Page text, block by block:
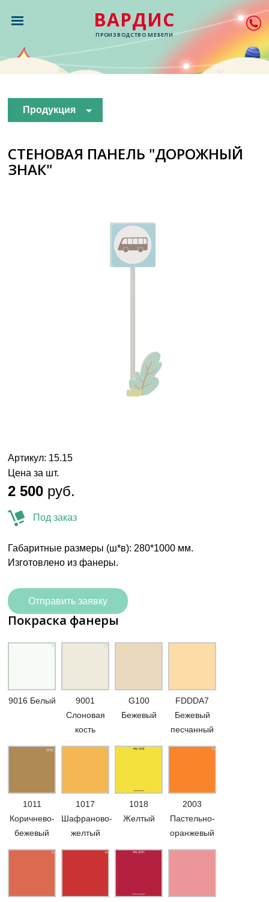
ВАРДИС
ПРОИЗВОДСТВО МЕБЕЛИ
Продукция
СТЕНОВАЯ ПАНЕЛЬ "ДОРОЖНЫЙ
ЗНАК"
Артикул: 15.15
Цена за шт.
2 500 руб.
Под заказ
Габаритные размеры (ш*в): 280*1000 мм.
Изготовлено из фанеры.
Отправить заявку
Покраска фанеры
9016 Белый
9001
Слоновая
кость
G100
Бежевый
FDDDA7
Бежевый
песчанный
1011
Коричнево-
бежевый
1017
Шафраново-
желтый
1018
Желтый
2003
Пастельно-
оранжевый